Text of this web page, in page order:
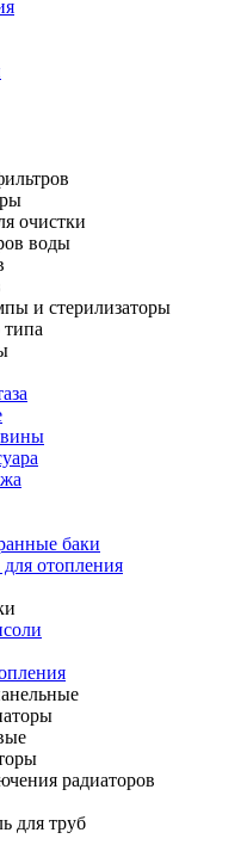
очистки
воды
и стерилизаторы
баки
отопления
радиаторов
для труб